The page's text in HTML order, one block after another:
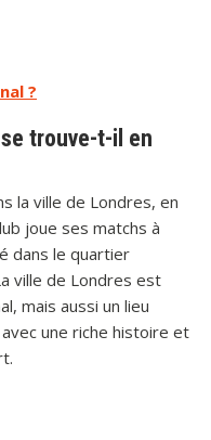
?
trouve-t-il en
la ville de Londres, en
joue ses matchs à
dans le quartier
ville de Londres est
mais aussi un lieu
une riche histoire et